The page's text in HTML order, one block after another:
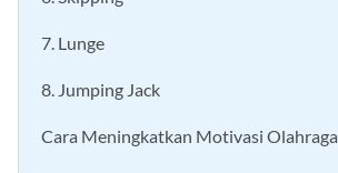
7. Lunge
8. Jumping Jack
Cara Meningkatkan Motivasi Olahraga